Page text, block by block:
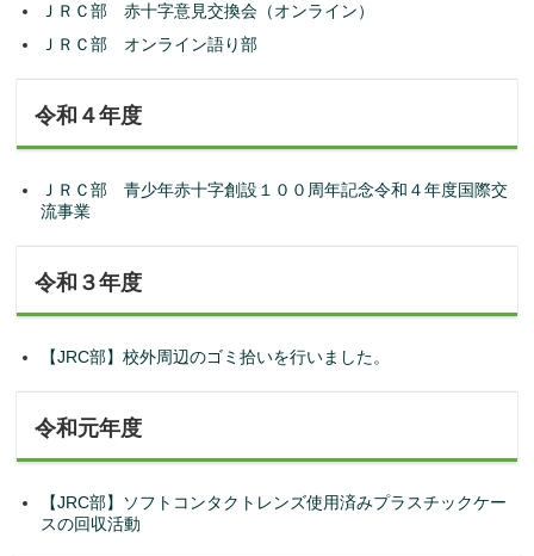
ＪＲＣ部 赤十字意見交換会（オンライン）
ＪＲＣ部 オンライン語り部
令和４年度
ＪＲＣ部 青少年赤十字創設１００周年記念令和４年度国際交
流事業
令和３年度
【JRC部】校外周辺のゴミ拾いを行いました。
令和元年度
【JRC部】ソフトコンタクトレンズ使用済みプラスチックケー
スの回収活動